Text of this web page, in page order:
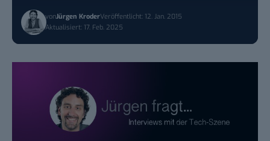
vonJürgen KroderVeröffentlicht: 12. Jan. 2015
Aktualisiert: 17. Feb. 2025